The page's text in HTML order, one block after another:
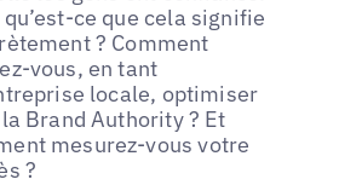
ce que cela signifie
? Comment
vous, en tant
locale, optimiser
Brand Authority ? Et
mesurez-vous votre
?